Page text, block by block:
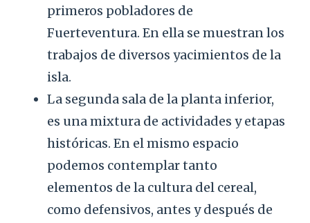
primeros pobladores de
Fuerteventura. En ella se muestran los
trabajos de diversos yacimientos de la
isla.
La segunda sala de la planta inferior,
es una mixtura de actividades y etapas
históricas. En el mismo espacio
podemos contemplar tanto
elementos de la cultura del cereal,
como defensivos, antes y después de